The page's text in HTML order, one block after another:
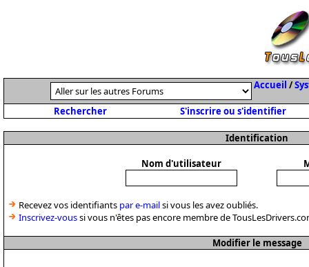
Accueil /
Rechercher S'inscrire ou s'identifier
Identification
Nom d'utilisateur
Recevez vos identifiants par e-mailsi vous les avez oubliés.
Inscrivez-voussi vous n'êtes pas encore membre de
Modifier le message